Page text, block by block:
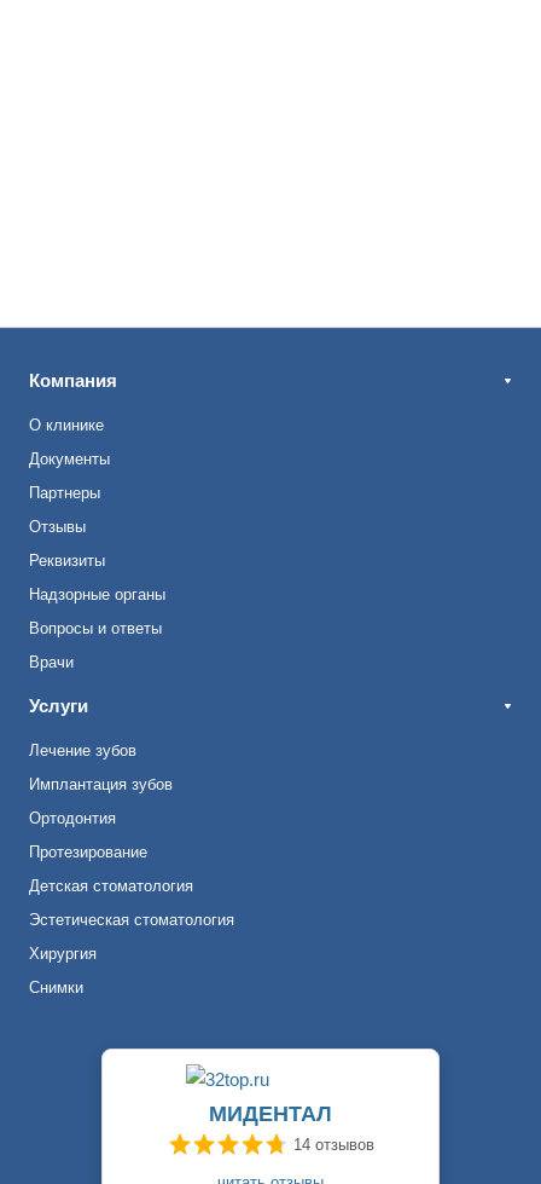
Компания
О клинике
Документы
Партнеры
Отзывы
Реквизиты
Надзорные органы
Вопросы и ответы
Врачи
Услуги
Лечение зубов
Имплантация зубов
Ортодонтия
Протезирование
Детская стоматология
Эстетическая стоматология
Хирургия
Снимки
МИДЕНТАЛ
14 отзывов